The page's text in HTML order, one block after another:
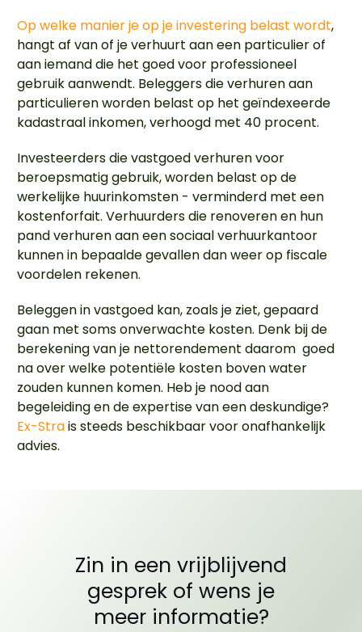
Op welke manier je op je investering belast wordt,
hangt af van of je verhuurt aan een particulier of
aan iemand die het goed voor professioneel
gebruik aanwendt. Beleggers die verhuren aan
particulieren worden belast op het geïndexeerde
kadastraal inkomen, verhoogd met 40 procent.
Investeerders die vastgoed verhuren voor
beroepsmatig gebruik, worden belast op de
werkelijke huurinkomsten - verminderd met een
kostenforfait. Verhuurders die renoveren en hun
pand verhuren aan een sociaal verhuurkantoor
kunnen in bepaalde gevallen dan weer op fiscale
voordelen rekenen.
Beleggen in vastgoed kan, zoals je ziet, gepaard
gaan met soms onverwachte kosten. Denk bij de
berekening van je nettorendement daarom goed
na over welke potentiële kosten boven water
zouden kunnen komen. Heb je nood aan
begeleiding en de expertise van een deskundige?
Ex-Strais steeds beschikbaar voor onafhankelijk
advies.
Zin in een vrijblijvend
gesprek of wens je
meer informatie?